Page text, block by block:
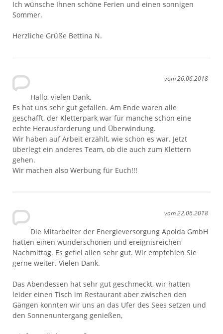
Ich wünsche Ihnen schöne Ferien und einen sonnigen
Sommer.
Herzliche Grüße Bettina N.
vom 26.06.2018
Hallo, vielen Dank.
Es hat uns sehr gut gefallen. Am Ende waren alle
geschafft, der Kletterpark war für manche schon eine
echte Herausforderung und Überwindung.
Wir haben auf Arbeit erzählt, wie schön es war. Jetzt
überlegt ein anderes Team, ob die auch zum Klettern
gehen.
Wir machen also Werbung für Euch!!!
vom 22.06.2018
Die Mitarbeiter der Energieversorgung Apolda GmbH
hatten einen wunderschönen und ereignisreichen
Nachmittag. Es gefiel allen sehr gut. Wir empfehlen Sie
gerne weiter. Vielen Dank.
Das Abendessen hat sehr gut geschmeckt, wir hatten
leider einen Tisch im Restaurant aber zwischen den
Gängen konnten wir uns an das Ufer des Sees setzen und
den Sonnenuntergang genießen,